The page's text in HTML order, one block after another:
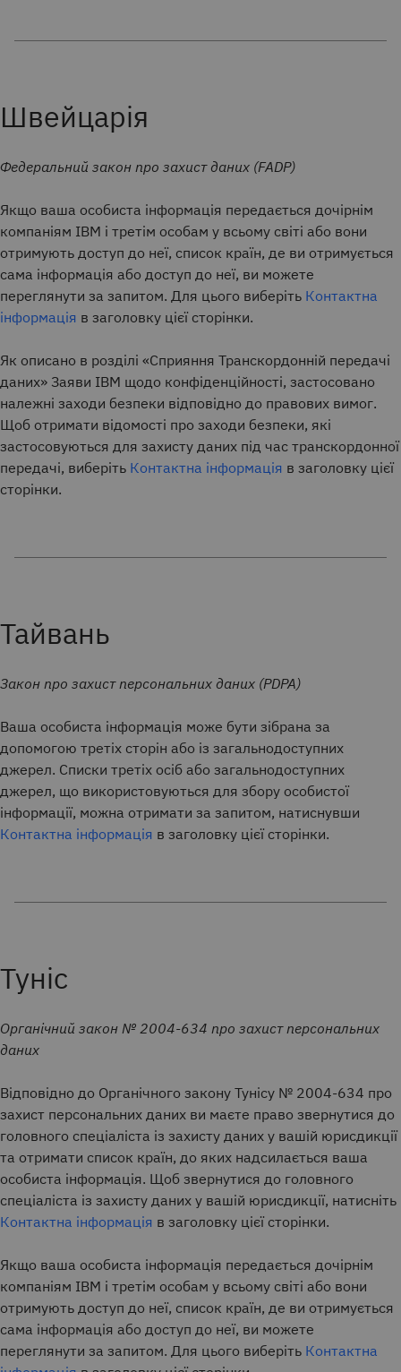
Швейцарія
Федеральний закон про захист даних (FADP)
Якщо ваша особиста інформація передається дочірнім
компаніям IBM і третім особам у всьому світі або вони
отримують доступ до неї, список країн, де ви отримується
сама інформація або доступ до неї, ви можете
переглянути за запитом. Для цього виберіть Контактна
інформація в заголовку цієї сторінки.
Як описано в розділі «Сприяння Транскордонній передачі
даних» Заяви IBM щодо конфіденційності, застосовано
належні заходи безпеки відповідно до правових вимог.
Щоб отримати відомості про заходи безпеки, які
застосовуються для захисту даних під час транскордонної
передачі, виберіть Контактна інформація в заголовку цієї
сторінки.
Тайвань
Закон про захист персональних даних (PDPA)
Ваша особиста інформація може бути зібрана за
допомогою третіх сторін або із загальнодоступних
джерел. Списки третіх осіб або загальнодоступних
джерел, що використовуються для збору особистої
інформації, можна отримати за запитом, натиснувши
Контактна інформація в заголовку цієї сторінки.
Туніс
Органічний закон № 2004-634 про захист персональних
даних
Відповідно до Органічного закону Тунісу № 2004-634 про
захист персональних даних ви маєте право звернутися до
головного спеціаліста із захисту даних у вашій юрисдикції
та отримати список країн, до яких надсилається ваша
особиста інформація. Щоб звернутися до головного
спеціаліста із захисту даних у вашій юрисдикції, натисніть
Контактна інформація в заголовку цієї сторінки.
Якщо ваша особиста інформація передається дочірнім
компаніям IBM і третім особам у всьому світі або вони
отримують доступ до неї, список країн, де ви отримується
сама інформація або доступ до неї, ви можете
переглянути за запитом. Для цього виберіть Контактна